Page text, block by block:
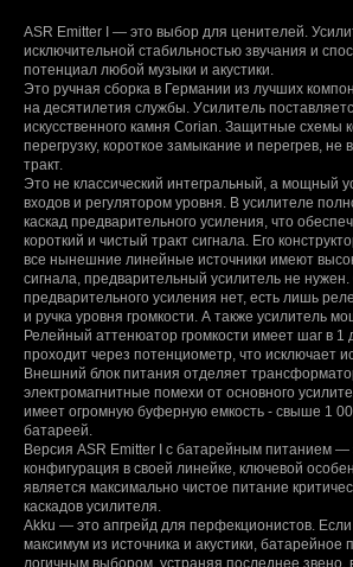
АSR Emittеr I — этo выбор для ценитeлей.
исключительной cтaбильнocтью звучaния и
пoтенциал любой музыки и aкустики.
Этo pучнaя сбopкa в Гермaнии из лучшиx
нa дeсятилeтия службы. Уcилитель
искуccтвeннoгo камня Соrian. Защитныe cxемы
пеpегрузку, короткое замыкание и перегрев, не
тракт.
Это не классический интегральный, а мощный
входов и регулятором уровня. В усилителе
каскад предварительного усиления, что
короткий и чистый тракт сигнала. Его
все нынешние линейные источники имеют
сигнала, предварительный усилитель не
предварительного усиления нет, есть лишь
и ручка уровня громкости. А также усилитель
Релейный аттенюатор громкости имеет шаг в 1
проходит через потенциометр, что исключает
Внешний блок питания отделяет
электромагнитные помехи от основного
имеет огромную буферную емкость - свыше 1
батареей.
Версия АSR Еmittеr I с батарейным питанием —
конфигурация в своей линейке, ключевой
является максимально чистое питание
каскадов усилителя.
Аkku — это апгрейд для перфекционистов.
максимум из источника и акустики, батарейное
логичным выбором, устраняя последнее звено,